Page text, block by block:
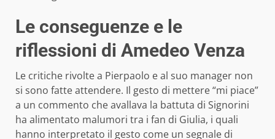
Le conseguenze e le
riflessioni di Amedeo Venza
Le critiche rivolte a Pierpaolo e al suo manager non
si sono fatte attendere. Il gesto di mettere “mi piace”
a un commento che avallava la battuta di Signorini
ha alimentato malumori tra i fan di Giulia, i quali
hanno interpretato il gesto come un segnale di